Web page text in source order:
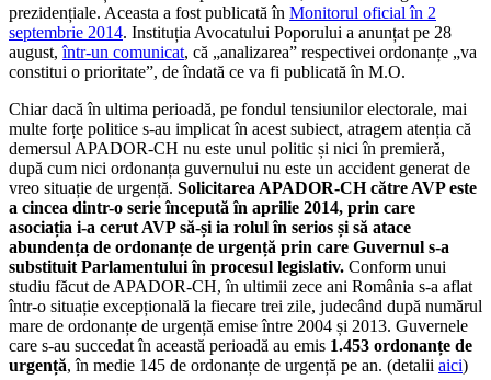
prezidențiale. Aceasta a fost publicată în Monitorul oficial în 2
septembrie 2014. Instituția Avocatului Poporului a anunțat pe 28
august,într-un comunicat, că „analizarea” respectivei ordonanțe „va
constitui o prioritate”, de îndată ce va fi publicată în M.O.
Chiar dacă în ultima perioadă, pe fondul tensiunilor electorale, mai
multe forțe politice s-au implicat în acest subiect, atragem atenția că
demersul APADOR-CH nu este unul politic și nici în premieră,
după cum nici ordonanța guvernului nu este un accident generat de
vreo situație de urgență. Solicitarea APADOR-CH către AVP este
a cincea dintr-o serie începută în aprilie 2014, prin care
asociația i-a cerut AVP să-și ia rolul în serios și să atace
abundența de ordonanțe de urgență prin care Guvernul s-a
substituit Parlamentului în procesul legislativ. Conform unui
studiu făcut de APADOR-CH, în ultimii zece ani România s-a aflat
într-o situație excepțională la fiecare trei zile, judecând după numărul
mare de ordonanțe de urgență emise între 2004 și 2013. Guvernele
care s-au succedat în această perioadă au emis 1.453 ordonanțe de
urgență, în medie 145 de ordonanțe de urgență pe an. (detalii aici)